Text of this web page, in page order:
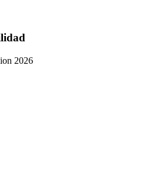
2026